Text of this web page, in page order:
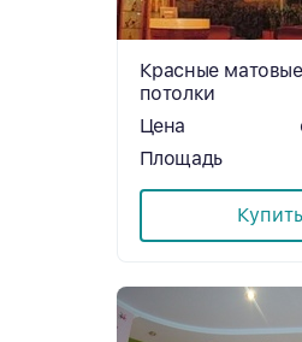
Красные
потолки
Цена
Площадь
Купить